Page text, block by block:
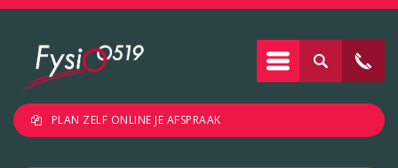
PLAN ZELF ONLINE JE AFSPRAAK